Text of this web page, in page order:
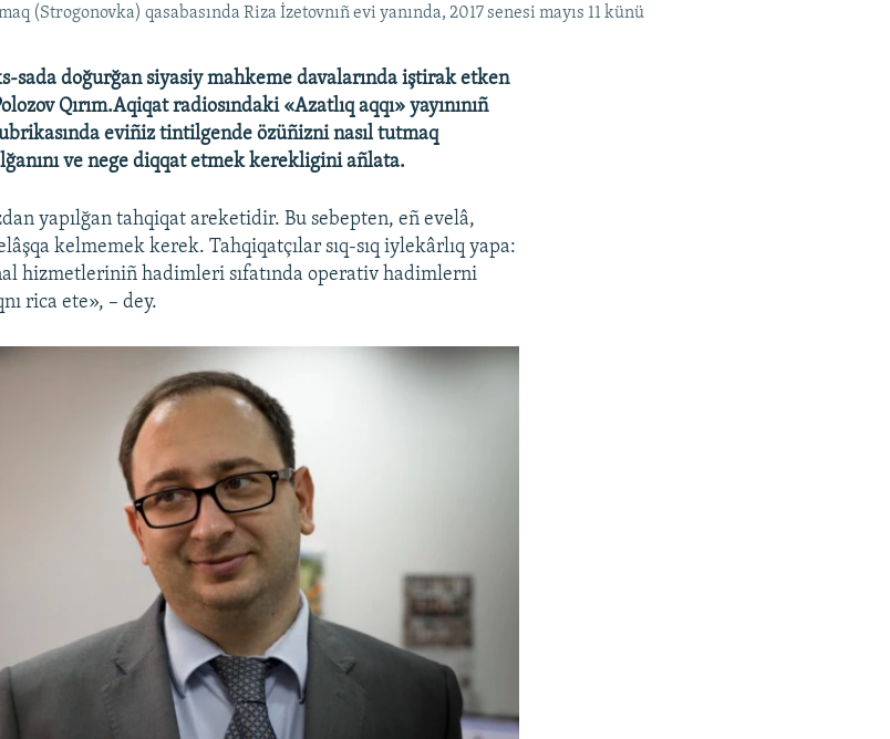
qasabasında Riza İzetovnıñ evi yanında, 2017 senesi mayıs 11 künü
sada doğurğan siyasiy mahkeme davalarında iştirak etken
Qırım.Aqiqat radiosındaki «Azatlıq aqqı» yayınınıñ
eviñiz tintilgende özüñizni nasıl tutmaq
ve nege diqqat etmek kerekligini añlata.
yapılğan tahqiqat areketidir. Bu sebepten, eñ evelâ,
kelmemek kerek. Tahqiqatçılar sıq-sıq iylekârlıq yapa:
hizmetleriniñ hadimleri sıfatında operativ hadimlerni
rica ete», – dey.